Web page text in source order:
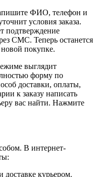
ФИО, телефон и
условия заказа.
подтверждение
СМС. Теперь останется
новой покупке.
выглядит
форму по
доставки, оплаты,
к заказу написать
вас найти. Нажмите
В интернет-
курьером.